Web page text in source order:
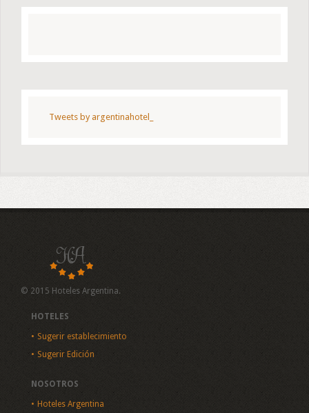
Tweets by argentinahotel_
© 2015 Hoteles Argentina.
HOTELES
Sugerir establecimiento
Sugerir Edición
NOSOTROS
Hoteles Argentina